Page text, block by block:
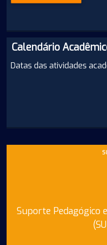
Calendário
Datas das atividades
Suporte Pedagógico